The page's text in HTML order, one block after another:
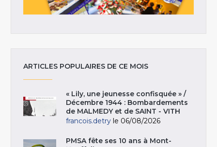
ARTICLES POPULAIRES DE CE MOIS
« Lily, une jeunesse confisquée » /
Décembre 1944 : Bombardements
de MALMEDY et de SAINT - VITH
francois.detry le 06/08/2026
PMSA fête ses 10 ans à Mont-